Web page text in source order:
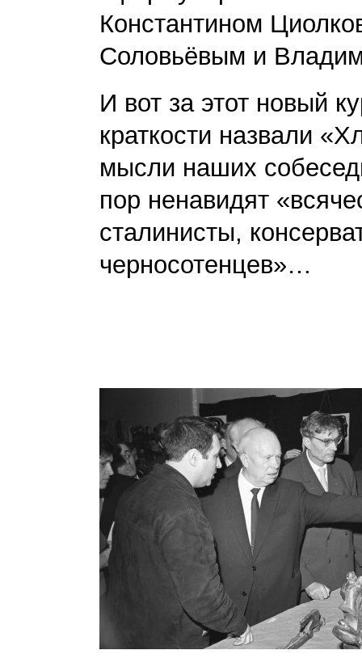
Константином
Соловьёвым и
И вот за этот новый
краткости назвали
мысли наших
пор ненавидят
сталинисты,
черносотенцев»…